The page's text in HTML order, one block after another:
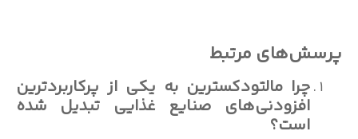
پرسش‌های مرتبط
چرا مالتودکسترین به یکی از پرکاربردترین
افزودنی‌های صنایع غذایی تبدیل شده
است؟